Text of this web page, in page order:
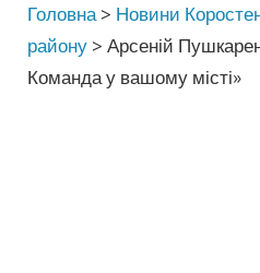
Головна > Новини
району >Арсеній
Команда у вашому місті»